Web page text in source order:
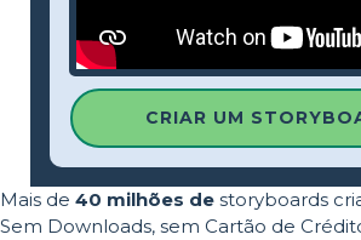
CRIAR UM
Mais de 40 milhões de storyboards
Sem Downloads, sem Cartão de